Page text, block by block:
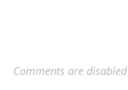
Comments are disabled